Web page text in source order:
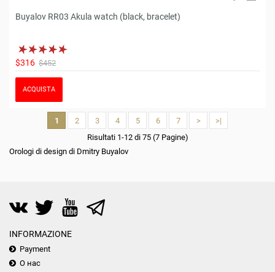
Buyalov RR03 Akula watch (black, bracelet)
$316 $452
ACQUISTA
1 2 3 4 5 6 7 >
>|
Risultati 1-12 di 75 (7 Pagine)
Orologi di design di Dmitry Buyalov
INFORMAZIONE
Payment
О нас